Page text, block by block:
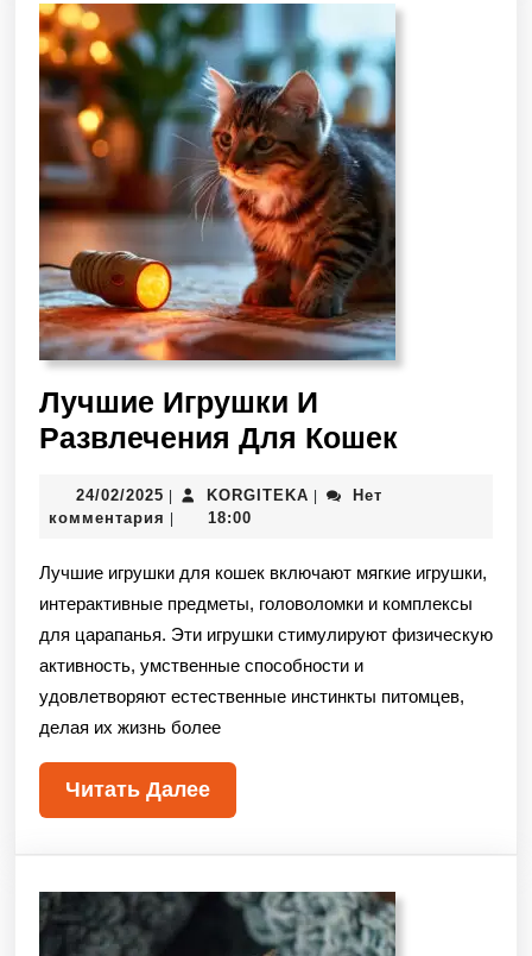
Лучшие Игрушки И
Развлечения Для Кошек
24/02/2025 | KORGITEKA |
Нет
комментария | 18:00
Лучшие игрушки для кошек включают мягкие игрушки,
интерактивные предметы, головоломки и комплексы
для царапанья. Эти игрушки стимулируют физическую
активность, умственные способности и
удовлетворяют естественные инстинкты питомцев,
делая их жизнь более
Читать Далее